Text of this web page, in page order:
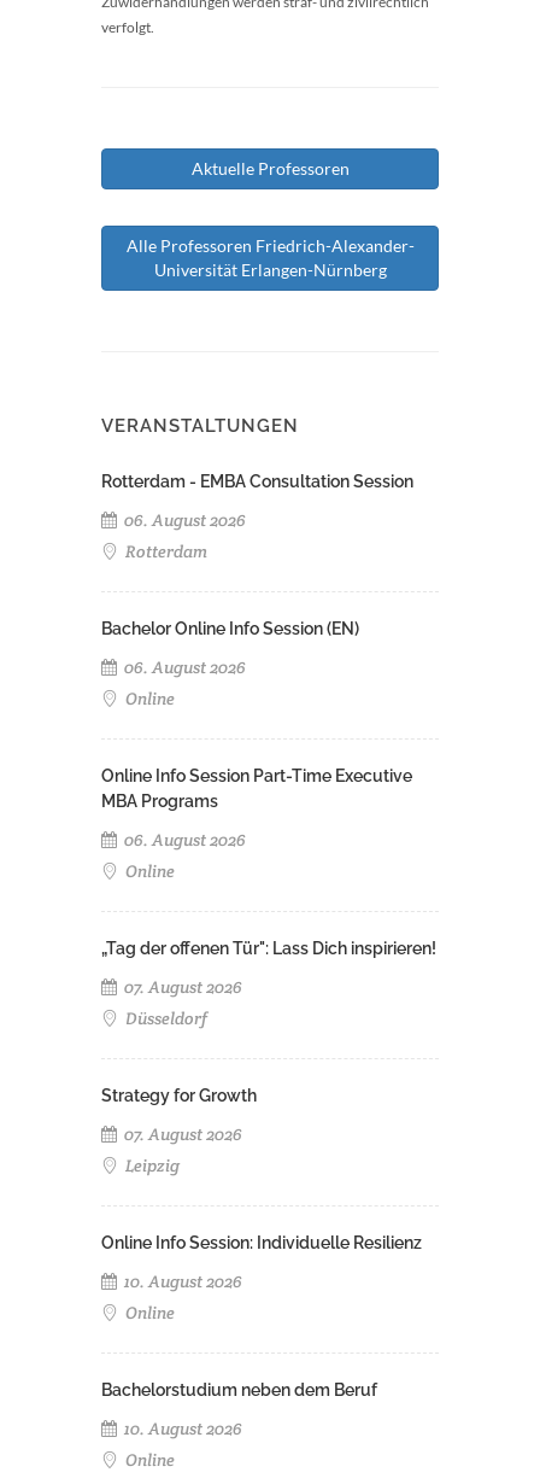
verfolgt.
Aktuelle Professoren
Alle Professoren Friedrich-Alexander-
Universität Erlangen-Nürnberg
VERANSTALTUNGEN
Rotterdam - EMBA Consultation Session
06. August 2026
Rotterdam
Bachelor Online Info Session (EN)
06. August 2026
Online
Online Info Session Part-Time Executive
MBA Programs
06. August 2026
Online
„Tag der offenen Tür": Lass Dich inspirieren!
07. August 2026
Düsseldorf
Strategy for Growth
07. August 2026
Leipzig
Online Info Session: Individuelle Resilienz
10. August 2026
Online
Bachelorstudium neben dem Beruf
10. August 2026
Online